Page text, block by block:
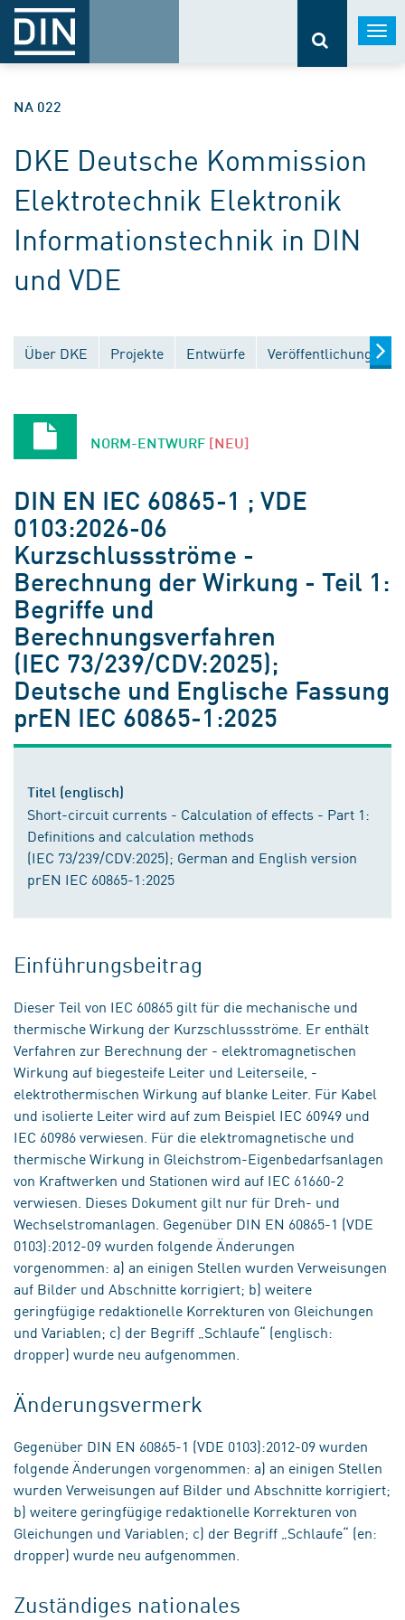
NA 022
DKE Deutsche Kommission
Elektrotechnik Elektronik
Informationstechnik in DIN
und VDE
Über DKE Projekte Entwürfe Veröffentlichungen
NORM-ENTWURF [NEU]
DIN EN IEC 60865-1 ; VDE
0103:2026-06
Kurzschlussströme -
Berechnung der Wirkung - Teil 1:
Begriffe und
Berechnungsverfahren
(IEC 73/239/CDV:2025);
Deutsche und Englische Fassung
prEN IEC 60865-1:2025
Titel (englisch)
Short-circuit currents - Calculation of effects - Part 1:
Definitions and calculation methods
(IEC 73/239/CDV:2025); German and English version
prEN IEC 60865-1:2025
Einführungsbeitrag
Dieser Teil von IEC 60865 gilt für die mechanische und
thermische Wirkung der Kurzschlussströme. Er enthält
Verfahren zur Berechnung der - elektromagnetischen
Wirkung auf biegesteife Leiter und Leiterseile, -
elektrothermischen Wirkung auf blanke Leiter. Für Kabel
und isolierte Leiter wird auf zum Beispiel IEC 60949 und
IEC 60986 verwiesen. Für die elektromagnetische und
thermische Wirkung in Gleichstrom-Eigenbedarfsanlagen
von Kraftwerken und Stationen wird auf IEC 61660-2
verwiesen. Dieses Dokument gilt nur für Dreh- und
Wechselstromanlagen. Gegenüber DIN EN 60865-1 (VDE
0103):2012-09 wurden folgende Änderungen
vorgenommen: a) an einigen Stellen wurden Verweisungen
auf Bilder und Abschnitte korrigiert; b) weitere
geringfügige redaktionelle Korrekturen von Gleichungen
und Variablen; c) der Begriff „Schlaufe“ (englisch:
dropper) wurde neu aufgenommen.
Änderungsvermerk
Gegenüber DIN EN 60865-1 (VDE 0103):2012-09 wurden
folgende Änderungen vorgenommen: a) an einigen Stellen
wurden Verweisungen auf Bilder und Abschnitte korrigiert;
b) weitere geringfügige redaktionelle Korrekturen von
Gleichungen und Variablen; c) der Begriff „Schlaufe“ (en:
dropper) wurde neu aufgenommen.
Zuständiges nationales